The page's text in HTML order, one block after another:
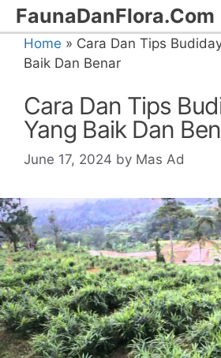
Skip
to
content
FaunaDanFlora.Com
Home » Cara Dan Tips
Baik Dan Benar
Cara Dan Tips
Yang Baik Dan
June 17, 2024 by Mas Ad